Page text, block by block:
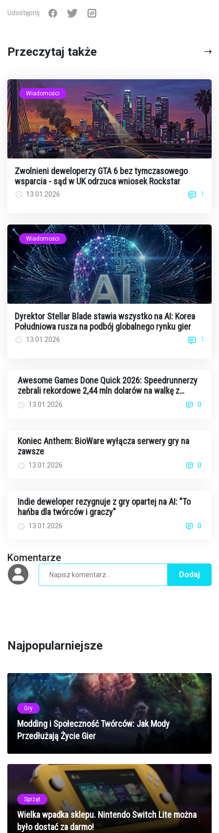
Udostępnij
Przeczytaj także
Wiadomości
Zwolnieni deweloperzy GTA 6 bez tymczasowego
wsparcia - sąd w UK odrzuca wniosek Rockstar
13.01.2026 1
Wiadomości
Dyrektor Stellar Blade stawia wszystko na AI: Korea
Południowa rusza na podbój globalnego rynku gier
13.01.2026 1
Awesome Games Done Quick 2026: Speedrunnerzy
zebrali rekordowe 2,44 mln dolarów na walkę z
rakiem13.01.2026 0
Koniec Anthem: BioWare wyłącza serwery gry na
zawsze
13.01.2026 0
Indie deweloper rezygnuje z gry opartej na AI: "To
hańba dla twórców i graczy"
13.01.2026 0
Komentarze
Dodaj
Najpopularniejsze
Gry
Modding i Społeczność Twórców: Jak Mody
Przedłużają Życie Gier
Sprzęt
Wielka wpadka sklepu. Nintendo Switch Lite można
było dostać za darmo!